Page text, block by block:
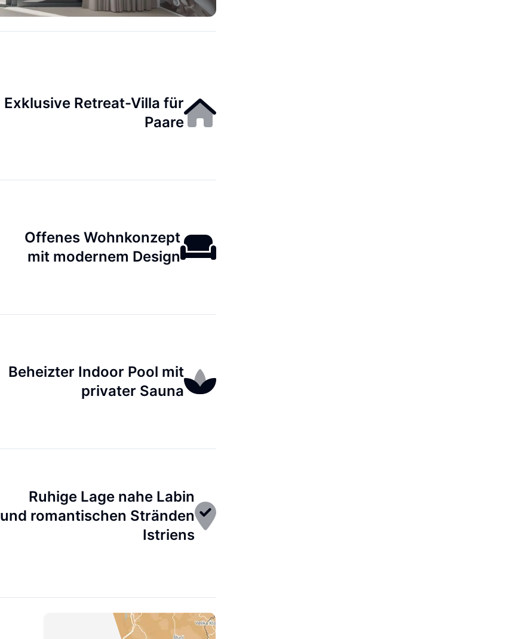
Exklusive Retreat-Villa für
Paare
Offenes Wohnkonzept
mit modernem Design
Beheizter Indoor Pool mit
privater Sauna
Ruhige Lage nahe Labin
und romantischen Stränden
Istriens